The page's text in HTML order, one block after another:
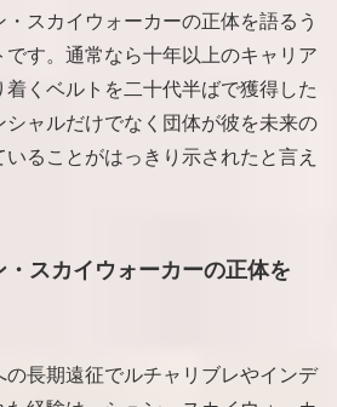
スカイウォーカーの正体を語るう
です。通常なら十年以上のキャリア
着くベルトを二十代半ばで獲得した
シャルだけでなく団体が彼を未来の
ることがはっきり示されたと言え
スカイウォーカーの正体を
の長期遠征でルチャリブレやインデ